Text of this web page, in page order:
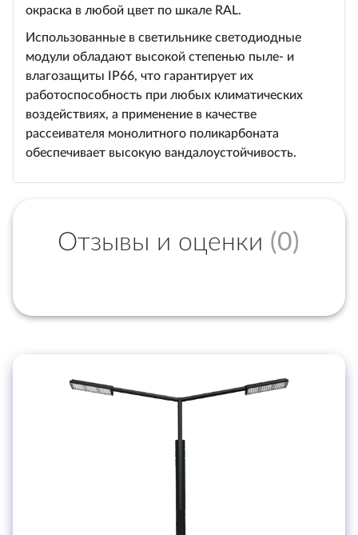
окраска в любой цвет по шкале RAL.
Использованные в светильнике светодиодные
модули обладают высокой степенью пыле- и
влагозащиты IP66, что гарантирует их
работоспособность при любых климатических
воздействиях, а применение в качестве
рассеивателя монолитного поликарбоната
обеспечивает высокую вандалоустойчивость.
Отзывы и оценки (0)